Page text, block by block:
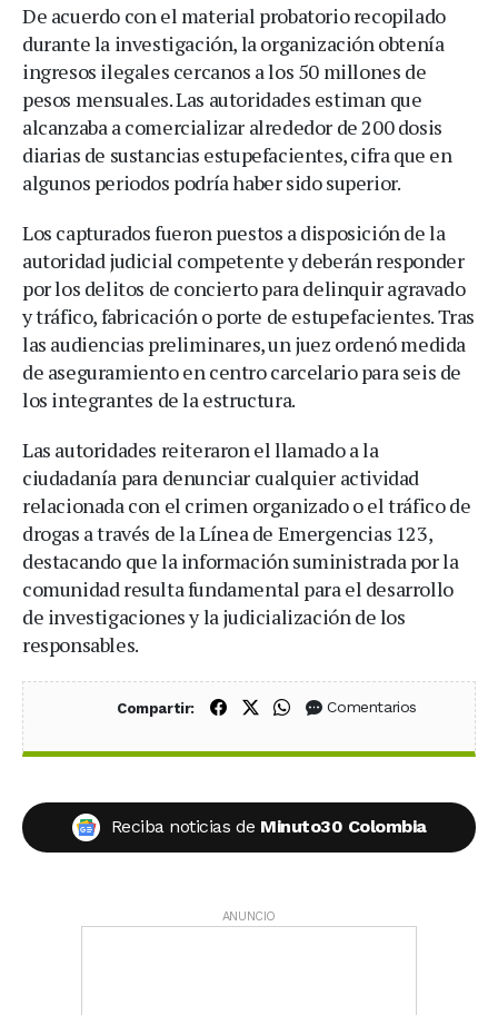
De acuerdo con el material probatorio recopilado
durante la investigación, la organización obtenía
ingresos ilegales cercanos a los 50 millones de
pesos mensuales. Las autoridades estiman que
alcanzaba a comercializar alrededor de 200 dosis
diarias de sustancias estupefacientes, cifra que en
algunos periodos podría haber sido superior.
Los capturados fueron puestos a disposición de la
autoridad judicial competente y deberán responder
por los delitos de concierto para delinquir agravado
y tráfico, fabricación o porte de estupefacientes. Tras
las audiencias preliminares, un juez ordenó medida
de aseguramiento en centro carcelario para seis de
los integrantes de la estructura.
Las autoridades reiteraron el llamado a la
ciudadanía para denunciar cualquier actividad
relacionada con el crimen organizado o el tráfico de
drogas a través de la Línea de Emergencias 123,
destacando que la información suministrada por la
comunidad resulta fundamental para el desarrollo
de investigaciones y la judicialización de los
responsables.
Compartir: Compartir en Facebook
Compartir en X (Twitter)
Compartir en WhatsApp
Comentarios
Reciba noticias de Minuto30 Colombia
ANUNCIO